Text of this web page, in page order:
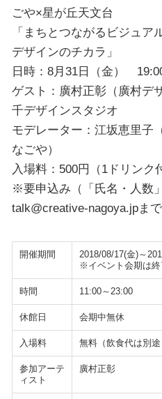
ごや×星が丘天文台
「まちとつながるビジュア
デザインのチカラ」
日時：8月31日（金）
ゲスト：廣村正彰（廣村デ
千デザインスタジオ
モデレーター：江坂恵里子
なごや）
入場料：500円（1ドリンク
※要申込み（「氏名・人数
talk@creative-nagoya.jpまで
開催期間
2018/08/17(金)～
※イベント会期は終
時間 11:00～23:00
休館日 会期中無休
入場料 無料（飲食代は別途
参加アーテ
ィスト
廣村正彰